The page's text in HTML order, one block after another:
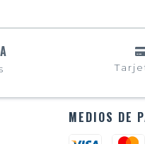
MEDIOS DE